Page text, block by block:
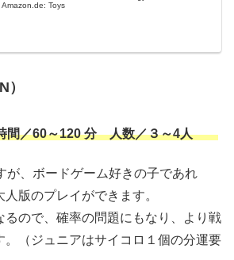
Amazon.de: Toys
間／60～120 分 人数／３～4人
が、ボードゲーム好きの子であれ
版のプレイができます。
るので、確率の問題にもなり、より戦
。（ジュニアはサイコロ１個の分運要